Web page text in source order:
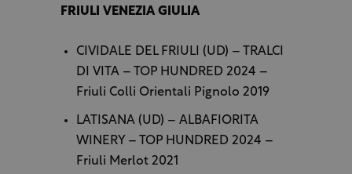
FRIULI VENEZIA GIULIA
CIVIDALE DEL FRIULI (UD) – TRALCI
DI VITA – TOP HUNDRED 2024 –
Friuli Colli Orientali Pignolo 2019
LATISANA (UD) – ALBAFIORITA
WINERY – TOP HUNDRED 2024 –
Friuli Merlot 2021